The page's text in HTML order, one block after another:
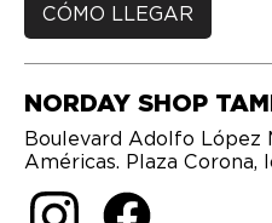
CÓMO LLEGAR
NORDAY SHOP
Boulevard Adolfo López
Américas. Plaza Corona,